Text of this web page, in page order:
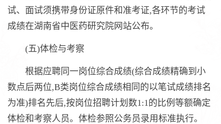
试、面试须携带身份证原件和准考证,各环节的考试
成绩在湖南省中医药研究院网站公布。
(五)体检与考察
根据应聘同一岗位综合成绩(综合成绩精确到小
数点后两位,B类岗位综合成绩相同的以笔试成绩排名
为准)排名先后,按岗位招聘计划数1:1的比例等额确定
体检和考察人员。体检参照公务员录用标准执行。